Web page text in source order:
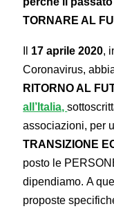
TORNARE AL
Il 17 aprile 2020,
Coronavirus,
RITORNO AL
all’Italia,
associazioni, per
TRANSIZIONE
posto le
dipendiamo. A
proposte